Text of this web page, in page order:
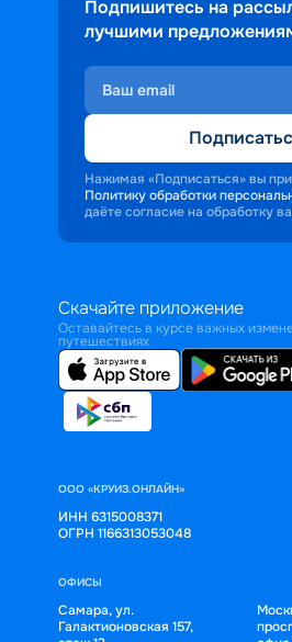
Подпишитесь на
лучшими
Нажимая «Подписаться» вы
Политику обработки
даёте согласие на обработку
Скачайте приложение
Оставайтесь в курсе важных
путешествиях
ООО «КРУИЗ.ОНЛАЙН»
ИНН 6315008371
ОГРН 1166313053048
ОФИСЫ
Самара, ул.
Галактионовская 157,